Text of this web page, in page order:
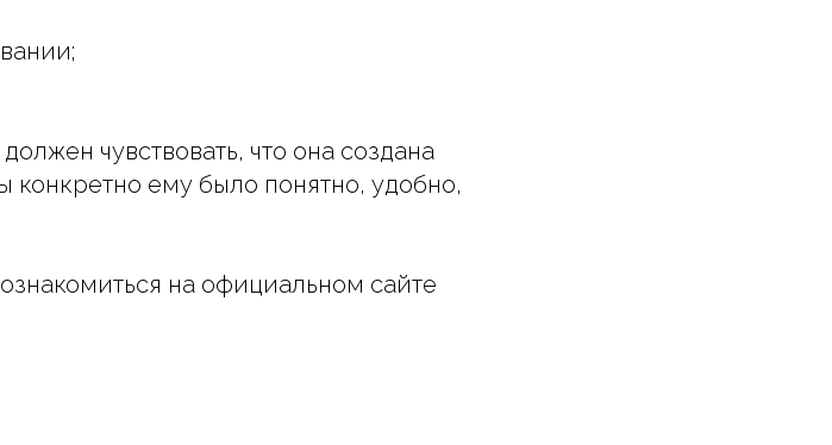
чувствовать, что она создана
конкретно ему было понятно, удобно,
на официальном сайте